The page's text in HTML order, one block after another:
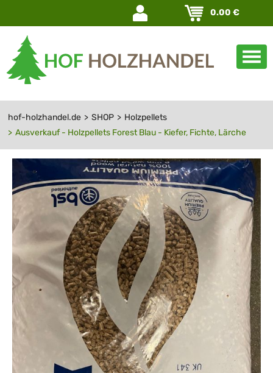
Navigation
überspringen
0.00 €
hof-holzhandel.de SHOP
Holzpellets
Ausverkauf - Holzpellets Forest Blau - Kiefer, Fichte, Lärche